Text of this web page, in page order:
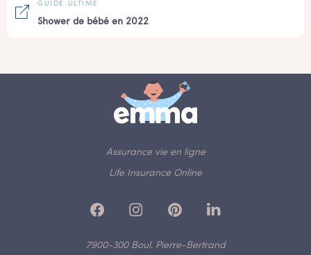
GUIDE ULTIME
Shower de bébé en 2022
Assurance vie en ligne
Life Insurance Online
7900-300 Boul. Pierre-Bertrand